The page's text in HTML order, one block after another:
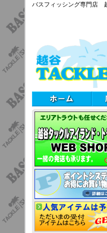
バスフィッシング専門店